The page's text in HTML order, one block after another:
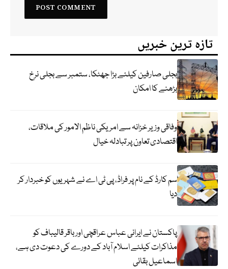
تازہ ترین خبریں
بجلی صارفین کیلئے بڑا جھٹکا، ستمبر سے بجلی نرخ
بڑھنے کا امکان
وفاقی وزیر خزانہ سے امریکی ناظم الامور کی ملاقات،
اقتصادی تعاون پر تبادلہ خیال
سم کارڈ کے نام پر فراڈ، پی ٹی اے نے شہریوں کو خبردار کر
دیا
پاکستان نے ایرانی عباس عراقچی اورباقر قالیباف کو
مذاکرات کیلئے اسلام آباد کے دورے کی دعوت دی ہے،
اسماعیل بقائی